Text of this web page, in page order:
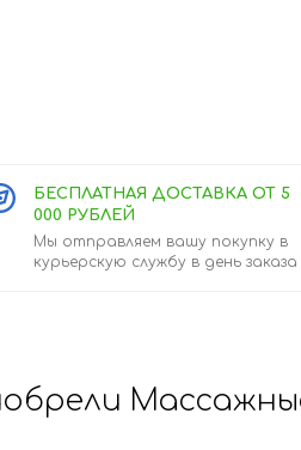
БЕСПЛАТНАЯ ДОСТАВКА ОТ 5
000 РУБЛЕЙ
Мы отправляем вашу покупку в
курьерскую службу в день заказа